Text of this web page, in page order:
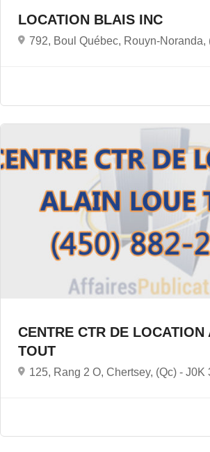
LOCATION BLAIS INC
792, Boul Québec, Rouyn-Noranda,
CENTRE CTR DE
TOUT
125, Rang 2 O, Chertsey, (Qc) - J0K